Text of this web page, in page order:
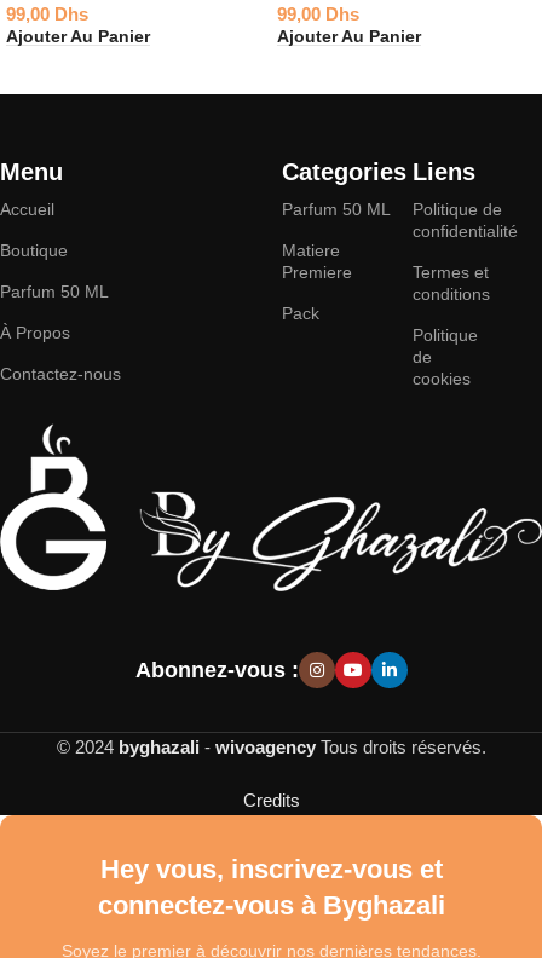
99,00 Dhs
Ajouter Au Panier
99,00 Dhs
Ajouter Au Panier
Menu
Accueil
Boutique
Parfum 50 ML
À Propos
Contactez-nous
Categories
Parfum 50 ML
Matiere
Premiere
Pack
Liens
Politique de
confidentialité
Termes et
conditions
Politique
de
cookies
Abonnez-vous :
© 2024 byghazali- wivoagencyTous droits réservés.
Credits
Hey vous, inscrivez-vous et
connectez-vous à Byghazali
Soyez le premier à découvrir nos dernières tendances.